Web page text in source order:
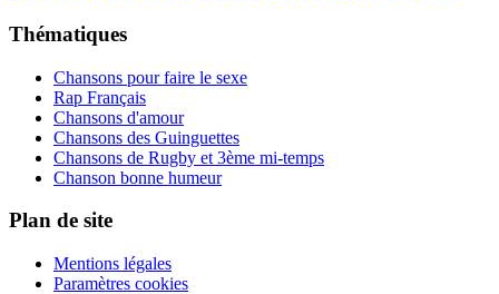
Thématiques
Chansons pour faire le sexe
Rap Français
Chansons d'amour
Chansons des Guinguettes
Chansons de Rugby et 3ème mi-temps
Chanson bonne humeur
Plan de site
Mentions légales
Paramètres cookies